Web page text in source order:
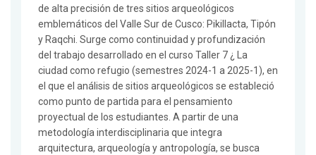
de alta precisión de tres sitios arqueológicos
emblemáticos del Valle Sur de Cusco: Pikillacta, Tipón
y Raqchi. Surge como continuidad y profundización
del trabajo desarrollado en el curso Taller 7 ¿ La
ciudad como refugio (semestres 2024-1 a 2025-1), en
el que el análisis de sitios arqueológicos se estableció
como punto de partida para el pensamiento
proyectual de los estudiantes. A partir de una
metodología interdisciplinaria que integra
arquitectura, arqueología y antropología, se busca